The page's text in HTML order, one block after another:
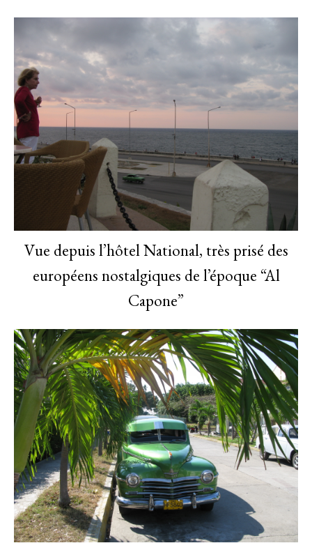
Vue depuis l’hôtel National, très prisé des
européens nostalgiques de l’époque “Al
Capone”